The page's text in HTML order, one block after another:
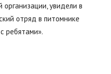
увидели в
отряд в питомнике
ребятами».